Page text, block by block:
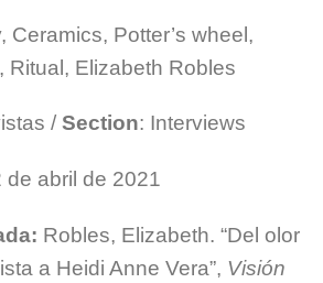
Ceramics, Potter’s wheel,
Ritual, Elizabeth Robles
/ Section: Interviews
de abril de 2021
Robles, Elizabeth. “Del olor
a Heidi Anne Vera”, Visión